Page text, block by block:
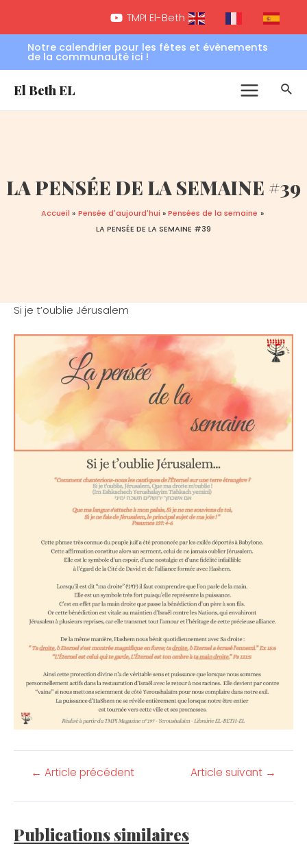
contenu
TMPI El-Beth EL
Notre calendrier pour les fêtes et évènements
de la communauté ici !
El Beth EL
Main
Menu
LA PENSÉE DE LA SEMAINE #39
Accueil Pensée d'aujourd'hui
Pensées de la semaine
LA PENSÉE DE LA SEMAINE #39
Si je t’oublie Jérusalem
l’article
← Article précédent Article suivant →
Publications similaires